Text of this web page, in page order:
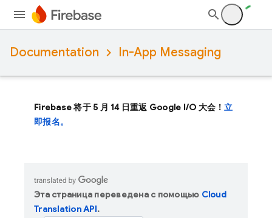
Documentation In-App Messaging
Firebase 将于 5 月 14 日重返 Google I/O 大会！立
即报名。
Эта страница переведена с помощью Cloud
Translation API.